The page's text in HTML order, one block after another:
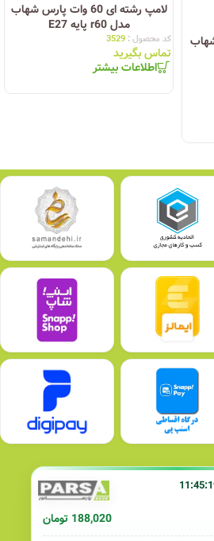
لامپ رشته ای 60 وات پارس شهاب
مدل r60 پایه E27
کد محصول : 3529
تماس بگیرید
اطلاعات بیشتر
188,020 تومان